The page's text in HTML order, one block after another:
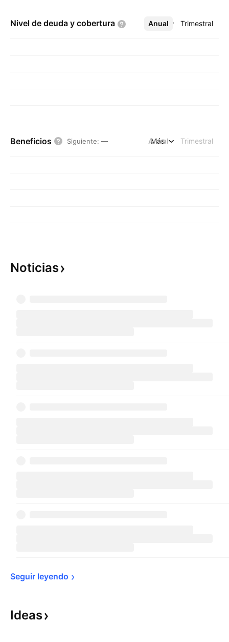
Nivel de deuda y cobertura Anual Trimestral
Más
Beneficios Siguiente: — Anual Trimestral
Más
Noticias
Seguir leyendo
Ideas